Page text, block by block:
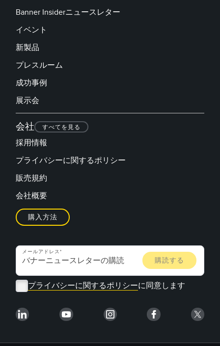
コードセット
ソフトウェア
センサGUIソフトウェア
TECHNOLOGY
IO-Link対応センサ
Banner Insiderニュースレター
イベント
新製品
プレスルーム
成功事例
展示会
会社 すべてを見る
採用情報
プライバシーに関するポリシー
販売規約
会社概要
購入方法
メールアドレス
プライバシーに関するポリシーに同意します